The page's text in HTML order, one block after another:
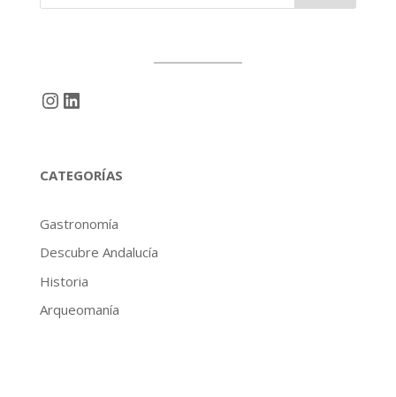
Instagram
LinkedIn
CATEGORÍAS
Gastronomía
Descubre Andalucía
Historia
Arqueomanía